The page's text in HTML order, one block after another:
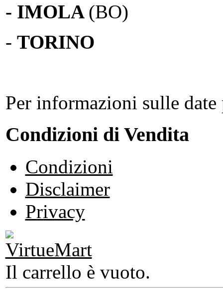
- IMOLA (BO)
- TORINO
Per informazioni sulle
Condizioni di Vendita
Condizioni
Disclaimer
Privacy
Il carrello è vuoto.